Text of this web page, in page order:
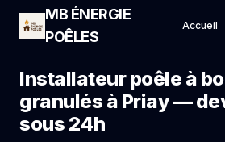
MB ÉNERGIE
POÊLES
Accueil
Installateur poêle à
granulés à Priay —
sous 24h